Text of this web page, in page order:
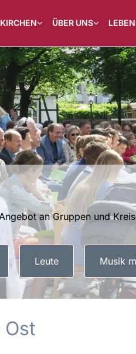
KIRCHEN ÜBER UNS
an Gruppen und
Leute Musik